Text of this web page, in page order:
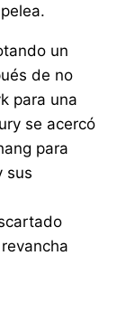
un
de no
para una
se acercó
para
sus